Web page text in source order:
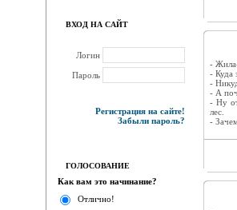
ВХОД НА САЙТ
Логин
Пароль
Регистрация на сайте!
Забыли пароль?
ГОЛОСОВАНИЕ
Как вам это начинание?
Отлично!
-
- Куда
-
- А
- Ну
лес.
-